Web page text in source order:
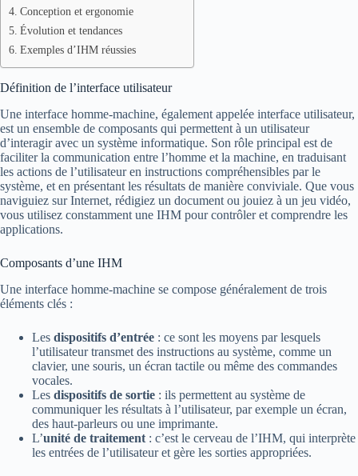
Conception et ergonomie
Évolution et tendances
Exemples d’IHM réussies
Définition de l’interface utilisateur
Une interface homme-machine, également appelée interface utilisateur,
est un ensemble de composants qui permettent à un utilisateur
d’interagir avec un système informatique. Son rôle principal est de
faciliter la communication entre l’homme et la machine, en traduisant
les actions de l’utilisateur en instructions compréhensibles par le
système, et en présentant les résultats de manière conviviale. Que vous
naviguiez sur Internet, rédigiez un document ou jouiez à un jeu vidéo,
vous utilisez constamment une IHM pour contrôler et comprendre les
applications.
Composants d’une IHM
Une interface homme-machine se compose généralement de trois
éléments clés :
Les dispositifs d’entrée : ce sont les moyens par lesquels
l’utilisateur transmet des instructions au système, comme un
clavier, une souris, un écran tactile ou même des commandes
vocales.
Les dispositifs de sortie : ils permettent au système de
communiquer les résultats à l’utilisateur, par exemple un écran,
des haut-parleurs ou une imprimante.
L’unité de traitement : c’est le cerveau de l’IHM, qui interprète
les entrées de l’utilisateur et gère les sorties appropriées.